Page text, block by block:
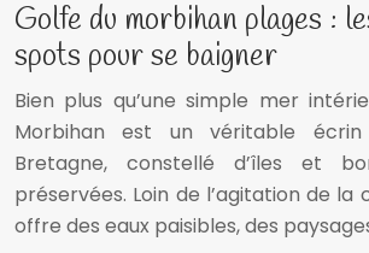
Golfe du morbihan plages :
spots pour se baigner
Bien plus qu’une simple mer
Morbihan est un véritable
Bretagne, constellé d’îles et
préservées. Loin de l’agitation de la
offre des eaux paisibles, des